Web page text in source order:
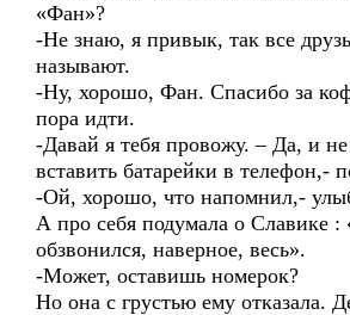
«Фан»?
-Не знаю, я привык, так все
называют.
-Ну, хорошо, Фан. Спасибо за
пора идти.
-Давай я тебя провожу. – Да, и не
вставить батарейки в телефон,-
-Ой, хорошо, что напомнил,-
А про себя подумала о Славике :
обзвонился, наверное, весь».
-Может, оставишь номерок?
Но она с грустью ему отказала.